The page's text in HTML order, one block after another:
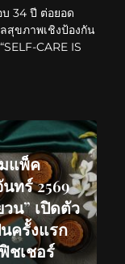
34 ปี ต่อยอด
สุขภาพเชิงป้องกัน
CARE IS
แพ็ค
ทร์ 2569
น” เปิดตัว
ครั้งแรก
ชเชอร์